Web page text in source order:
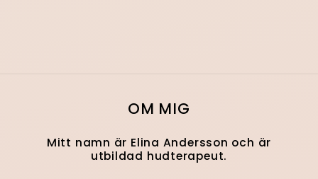
OM MIG
Mitt namn är Elina Andersson och är
utbildad hudterapeut.